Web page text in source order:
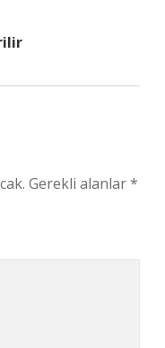
Gerekli alanlar*